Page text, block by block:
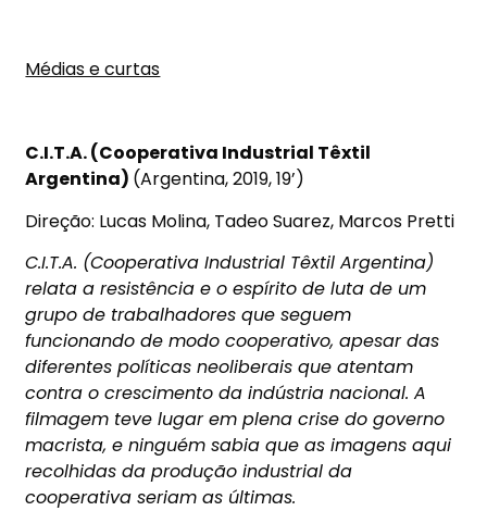
Médias e curtas
C.I.T.A. (Cooperativa Industrial Têxtil
Argentina) (Argentina, 2019, 19’)
Direção: Lucas Molina, Tadeo Suarez, Marcos Pretti
C.I.T.A. (Cooperativa Industrial Têxtil Argentina)
relata a resistência e o espírito de luta de um
grupo de trabalhadores que seguem
funcionando de modo cooperativo, apesar das
diferentes políticas neoliberais que atentam
contra o crescimento da indústria nacional. A
filmagem teve lugar em plena crise do governo
macrista, e ninguém sabia que as imagens aqui
recolhidas da produção industrial da
cooperativa seriam as últimas.